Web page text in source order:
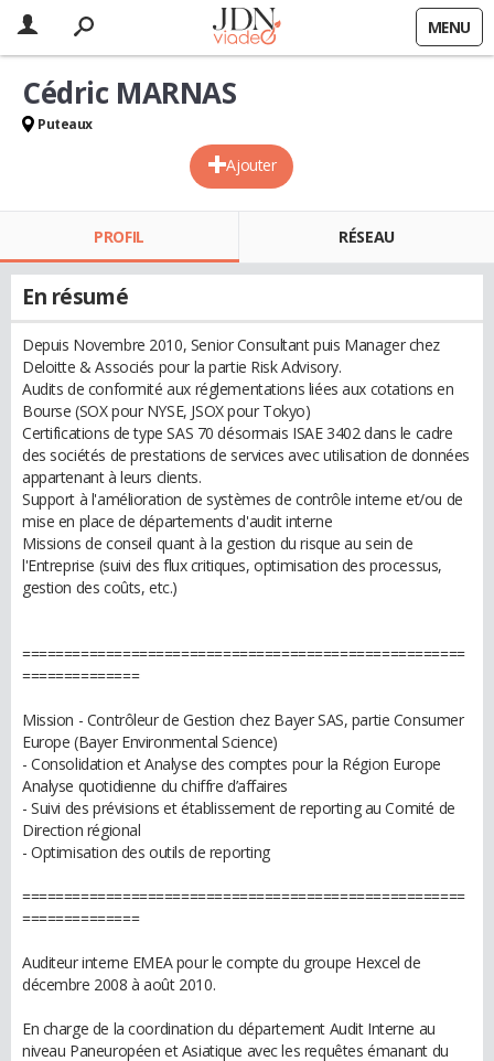
MENU
Ajouter
Cédric MARNAS
Puteaux
PROFIL RÉSEAU
En résumé
Depuis Novembre 2010, Senior Consultant puis Manager chez
Deloitte & Associés pour la partie Risk Advisory.
Audits de conformité aux réglementations liées aux cotations en
Bourse (SOX pour NYSE, JSOX pour Tokyo)
Certifications de type SAS 70 désormais ISAE 3402 dans le cadre
des sociétés de prestations de services avec utilisation de données
appartenant à leurs clients.
Support à l'amélioration de systèmes de contrôle interne et/ou de
mise en place de départements d'audit interne
Missions de conseil quant à la gestion du risque au sein de
l'Entreprise (suivi des flux critiques, optimisation des processus,
gestion des coûts, etc.)
=====================================================
==============
Mission - Contrôleur de Gestion chez Bayer SAS, partie Consumer
Europe (Bayer Environmental Science)
- Consolidation et Analyse des comptes pour la Région Europe
Analyse quotidienne du chiffre d’affaires
- Suivi des prévisions et établissement de reporting au Comité de
Direction régional
- Optimisation des outils de reporting
=====================================================
==============
Auditeur interne EMEA pour le compte du groupe Hexcel de
décembre 2008 à août 2010.
En charge de la coordination du département Audit Interne au
niveau Paneuropéen et Asiatique avec les requêtes émanant du